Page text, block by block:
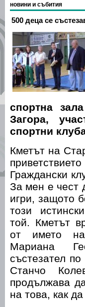
новини и събития
500 деца се
спортна
Загора,
спортни
Кметът на
Граждански
За мен е чест
игри, защото
този
той. Кметът
от името
Мариана
състезател
Станчо
продължава
на това, как